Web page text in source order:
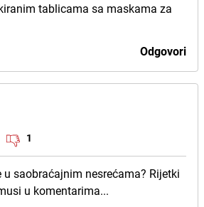
tablicama sa maskama za
Odgovori
1
saobraćajnim nesrećama? Rijetki
u komentarima...